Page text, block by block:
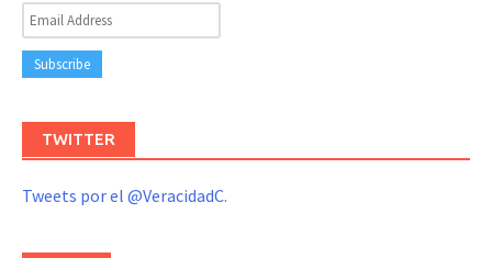
TWITTER
Tweets por el @VeracidadC.